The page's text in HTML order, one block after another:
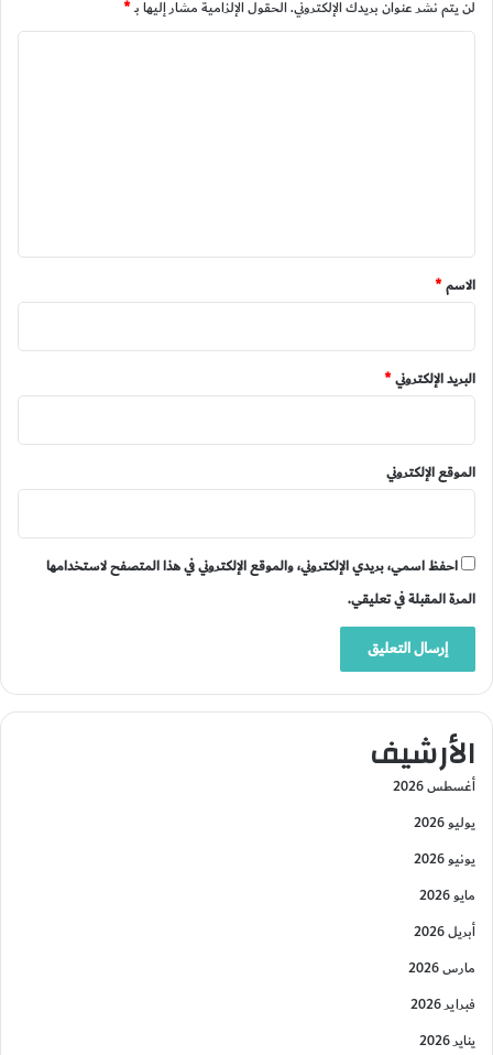
لن يتم نشر عنوان بريدك الإلكتروني.الحقول الإلزامية مشار إليها بـ*
*
الاسم*
البريد الإلكتروني*
الموقع الإلكتروني
احفظ اسمي، بريدي الإلكتروني، والموقع الإلكتروني في هذا المتصفح لاستخدامها
المرة المقبلة في تعليقي.
الأرشيف
أغسطس 2026
يوليو 2026
يونيو 2026
مايو 2026
أبريل 2026
مارس 2026
فبراير 2026
يناير 2026